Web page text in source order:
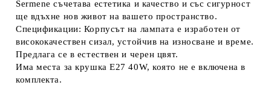
Sermene съчетава естетика и качество и със сигурност
ще вдъхне нов живот на вашето пространство.
Спецификации: Корпусът на лампата е изработен от
висококачествен сизал, устойчив на износване и време.
Предлага се в естествен и черен цвят.
Има места за крушка E27 40W, която не е включена в
комплекта.